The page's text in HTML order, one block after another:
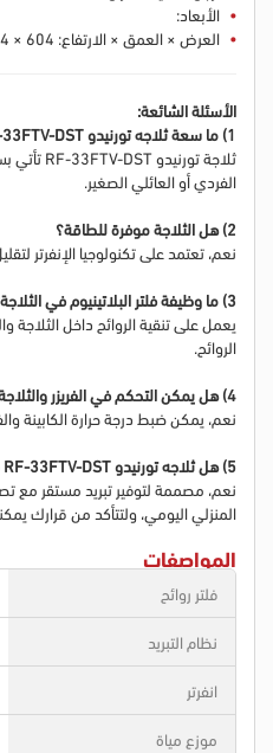
الأبعاد:
العرض × العمق × الارتفاع: 604 × 704 × 1540 مم
الأسئلة الشائعة:
1) ما سعة ثلاجه تورنيدو RF-33FTV-DST؟
الفردي أو العائلي الصغير.
2) هل الثلاجة موفرة للطاقة؟
نعم، تعتمد على تكنولوجيا الإنفرتر
3) ما وظيفة فلتر البلاتينيوم في الثلاجة؟
يعمل على تنقية الروائح داخل
الروائح.
4) هل يمكن التحكم في الفريزر والثلاجة بشكل منفصل؟
نعم، يمكن ضبط درجة حرارة الكابينة
5) هل ثلاجه تورنيدو RF-33FTV-DST مناسبة للاستخدام اليومي؟
نعم، مصممة لتوفير تبريد مستقر مع
المنزلي اليومي، ولتتأكد من قرارك
المواصفات
فلتر روائح
نظام التبريد
انفرتر
موزع مياة